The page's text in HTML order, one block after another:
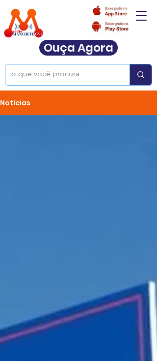
Ouça Agora
Notícias